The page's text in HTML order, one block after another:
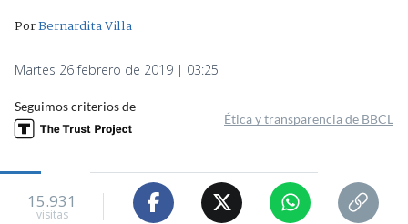
PorBernardita Villa
Martes 26 febrero de 2019 | 03:25
Seguimos criterios de
Ética y transparencia de BBCL
15.931
visitas